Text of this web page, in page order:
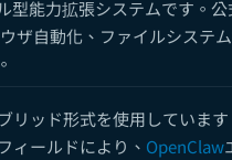
Agent完全ガイド：ウェブ
リティ完全ガイド：サンドボ
ケジュールタスクガイド：自
型能力拡張システムです。公
ザ自動化、ファイルシステ
リッド形式を使用しています
ィールドにより、 OpenClaw